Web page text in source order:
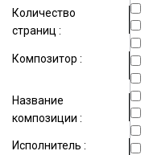
Количество
страниц :
Композитор :
Название
композиции :
Исполнитель :